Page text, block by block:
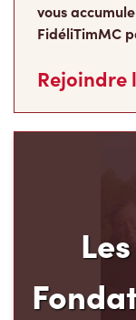
vous
FidéliTimMC